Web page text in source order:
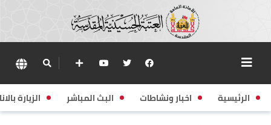
الرئيسية اخبار ونشاطات البث المباشر الزيارة